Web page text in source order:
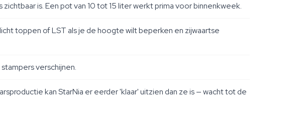
is. Een pot van 10 tot 15 liter werkt prima voor binnenkweek.
toppen of LST als je de hoogte wilt beperken en zijwaartse
verschijnen.
kan StarNia er eerder 'klaar' uitzien dan ze is — wacht tot de